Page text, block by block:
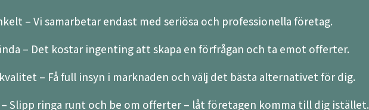
– Vi samarbetar endast med seriösa och professionella företag.
– Det kostar ingenting att skapa en förfrågan och ta emot offerter.
– Få full insyn i marknaden och välj det bästa alternativet för dig.
– Slipp ringa runt och be om offerter – låt företagen komma till dig istället.